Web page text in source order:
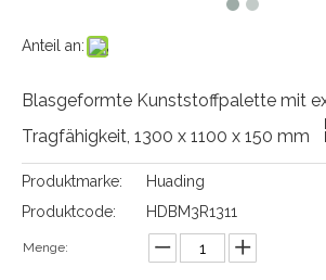
Anteil an:
Blasgeformte Kunststoffpalette mit
Tragfähigkeit, 1300 x 1100 x 150 mm
Produktmarke:
Huading
Produktcode:
HDBM3R1311
Menge: